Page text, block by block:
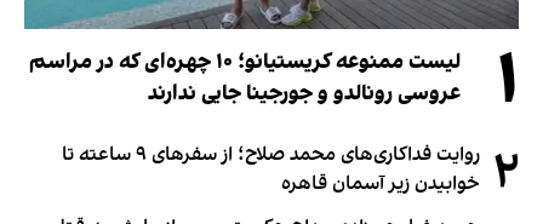
۱
لیست ممنوعه کریستیانو؛ ۱۰ چهره‌ای که در مراسم
عروسی رونالدو و جورجینا جایی ندارند
۲
روایت فداکاری‌های محمد صلاح؛ از سفرهای ۹ ساعته تا
خوابیدن زیر آسمان قاهره